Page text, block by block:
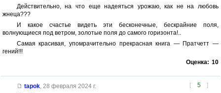
Действительно, на что еще надеяться урожаю, как не на любовь
жнеца???
И какое счастье видеть эти бесконечные, бескрайние поля,
волнующиеся под ветром, золотые поля до самого горизонта!..
Самая красивая, упомрачительно прекрасная книга — Пратчетт —
гений!!!
Оценка: 10
[ 5 ]
tapok, 28 февраля 2024 г.